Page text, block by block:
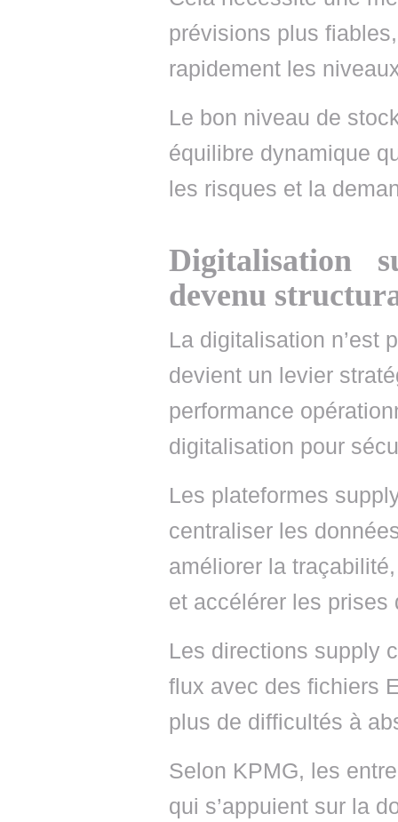
prévisions plus
rapidement les
Le bon niveau de
équilibre dynamique
les risques et la
Digitalisation
devenu
La digitalisation n’est
devient un levier
performance
digitalisation pour
Les plateformes
centraliser les
améliorer la
et accélérer les prises
Les directions supply
flux avec des fichiers
plus de difficultés à
Selon KPMG, les
qui s’appuient sur la